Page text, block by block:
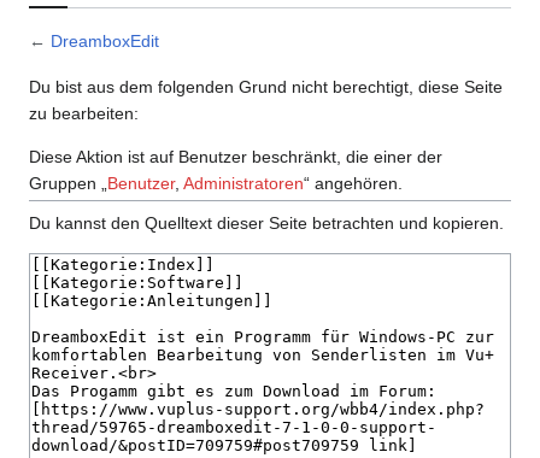
← DreamboxEdit
Du bist aus dem folgenden Grund nicht berechtigt, diese Seite
zu bearbeiten:
Diese Aktion ist auf Benutzer beschränkt, die einer der
Gruppen „ Benutzer, Administratoren“ angehören.
Du kannst den Quelltext dieser Seite betrachten und kopieren.